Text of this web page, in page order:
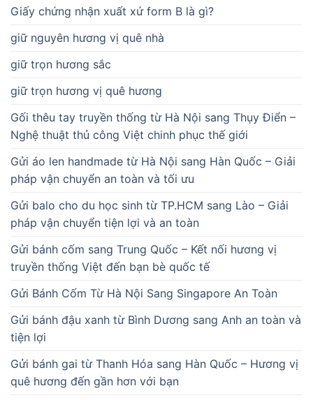
Giấy chứng nhận xuất xứ form B là gì?
giữ nguyên hương vị quê nhà
giữ trọn hương sắc
giữ trọn hương vị quê hương
Gối thêu tay truyền thống từ Hà Nội sang Thụy Điển –
Nghệ thuật thủ công Việt chinh phục thế giới
Gửi áo len handmade từ Hà Nội sang Hàn Quốc – Giải
pháp vận chuyển an toàn và tối ưu
Gửi balo cho du học sinh từ TP.HCM sang Lào – Giải
pháp vận chuyển tiện lợi và an toàn
Gửi bánh cốm sang Trung Quốc – Kết nối hương vị
truyền thống Việt đến bạn bè quốc tế
Gửi Bánh Cốm Từ Hà Nội Sang Singapore An Toàn
Gửi bánh đậu xanh từ Bình Dương sang Anh an toàn và
tiện lợi
Gửi bánh gai từ Thanh Hóa sang Hàn Quốc – Hương vị
quê hương đến gần hơn với bạn